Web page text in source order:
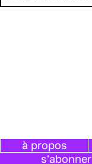
à propos
s'abonner